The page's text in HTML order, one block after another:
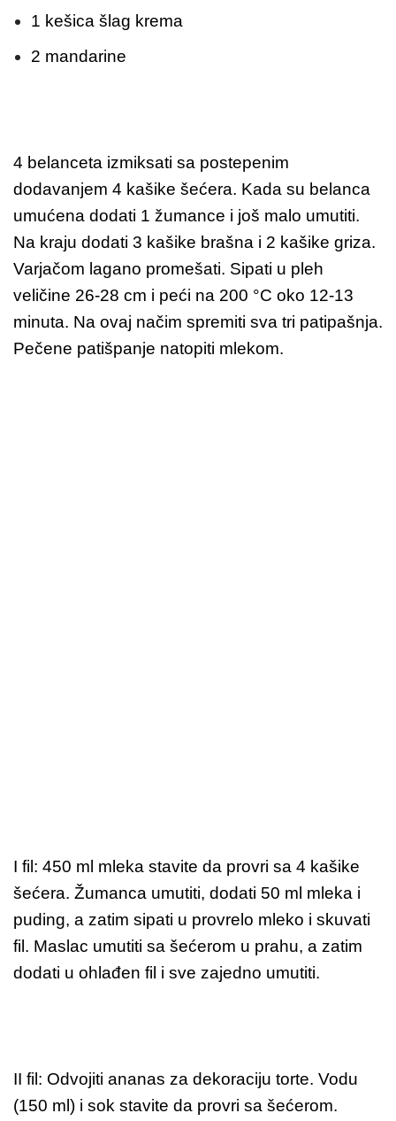
1 kešica šlag krema
2 mandarine
4 belanceta izmiksati sa postepenim
dodavanjem 4 kašike šećera. Kada su belanca
umućena dodati 1 žumance i još malo umutiti.
Na kraju dodati 3 kašike brašna i 2 kašike griza.
Varjačom lagano promešati. Sipati u pleh
veličine 26-28 cm i peći na 200 °C oko 12-13
minuta. Na ovaj načim spremiti sva tri patipašnja.
Pečene patišpanje natopiti mlekom.
I fil: 450 ml mleka stavite da provri sa 4 kašike
šećera. Žumanca umutiti, dodati 50 ml mleka i
puding, a zatim sipati u provrelo mleko i skuvati
fil. Maslac umutiti sa šećerom u prahu, a zatim
dodati u ohlađen fil i sve zajedno umutiti.
II fil: Odvojiti ananas za dekoraciju torte. Vodu
(150 ml) i sok stavite da provri sa šećerom.